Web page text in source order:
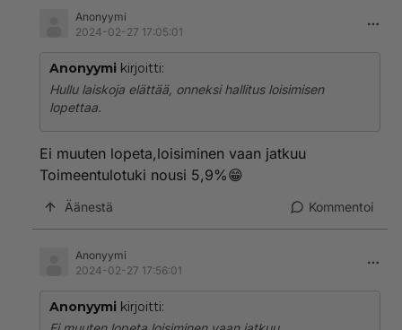
Anonyymi
2024-02-27 17:05:01
Anonyymi kirjoitti:
Hullu laiskoja elättää, onneksi hallitus loisimisen
lopettaa.
Ei muuten lopeta,loisiminen vaan jatkuu
Toimeentulotuki nousi 5,9%😁
Äänestä Kommentoi
Anonyymi
2024-02-27 17:56:01
Anonyymi kirjoitti: